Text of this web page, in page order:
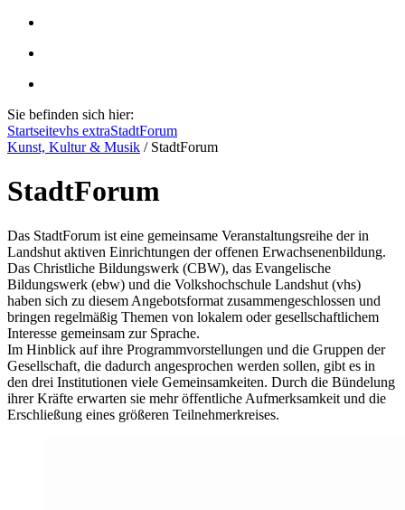
Sie befinden sich hier:
Startseitevhs extraStadtForum
Kunst, Kultur & Musik / StadtForum
StadtForum
Das StadtForum ist eine gemeinsame Veranstaltungsreihe der in
Landshut aktiven Einrichtungen der offenen Erwachsenenbildung.
Das Christliche Bildungswerk (CBW), das Evangelische
Bildungswerk (ebw) und die Volkshochschule Landshut (vhs)
haben sich zu diesem Angebotsformat zusammengeschlossen und
bringen regelmäßig Themen von lokalem oder gesellschaftlichem
Interesse gemeinsam zur Sprache.
Im Hinblick auf ihre Programmvorstellungen und die Gruppen der
Gesellschaft, die dadurch angesprochen werden sollen, gibt es in
den drei Institutionen viele Gemeinsamkeiten. Durch die Bündelung
ihrer Kräfte erwarten sie mehr öffentliche Aufmerksamkeit und die
Erschließung eines größeren Teilnehmerkreises.